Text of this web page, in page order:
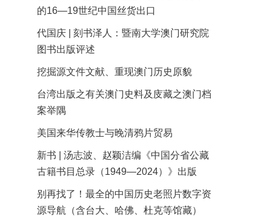
的16—19世纪中国丝货出口
代国庆 | 刻书泽人：暨南大学澳门研究院
图书出版评述
挖掘源文件文献、重现澳门历史原貌
台湾出版之有关澳门史料及庋藏之澳门档
案举隅
美国来华传教士与晚清鸦片贸易
新书 | 汤志波、赵颖洁编《中国分省公藏
古籍书目总录（1949—2024）》出版
别再找了！最全的中国历史老照片数字资
源导航（含台大、哈佛、杜克等馆藏）